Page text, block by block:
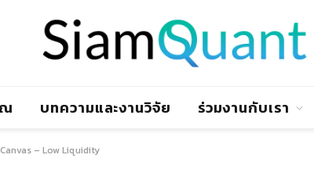
บทความและงานวิจัย ร่วมงานกับเรา
Canvas – Low Liquidity